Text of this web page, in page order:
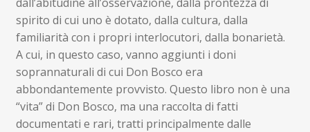
spirito di cui uno è dotato, dalla cultura, dalla
familiarità con i propri interlocutori, dalla bonarietà.
A cui, in questo caso, vanno aggiunti i doni
soprannaturali di cui Don Bosco era
abbondantemente provvisto. Questo libro non è una
“vita” di Don Bosco, ma una raccolta di fatti
documentati e rari, tratti principalmente dalle